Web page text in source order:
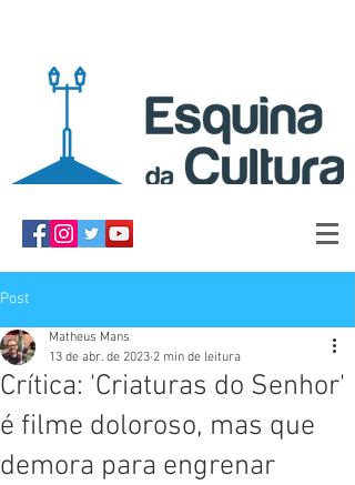
Post
Crítica: 'Criaturas do Senhor'
é filme doloroso, mas que
demora para engrenar
Matheus Mans
13 de abr. de 2023 2 min de leitura